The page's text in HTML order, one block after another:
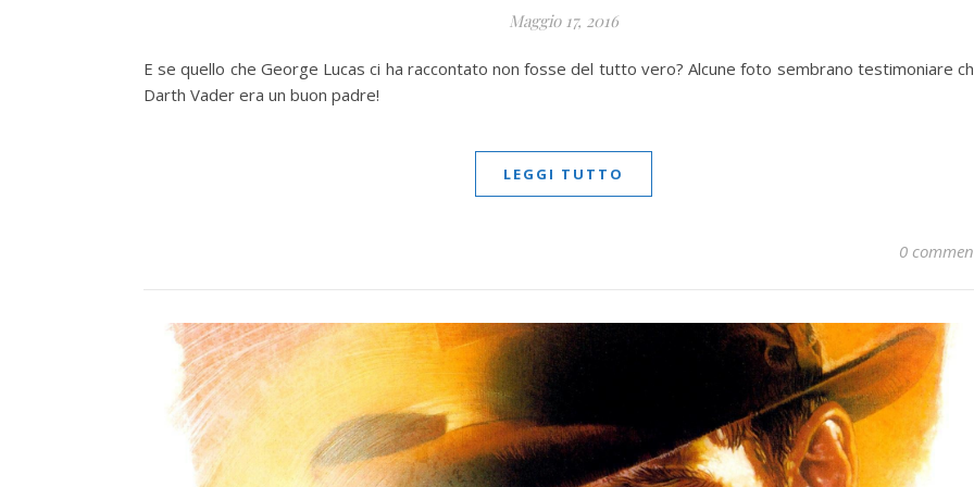
Maggio 17, 2016
E se quello che George Lucas ci ha raccontato non fosse del tutto vero? Alcune foto sembrano testimoniare
Darth Vader era un buon padre!
LEGGI TUTTO
0